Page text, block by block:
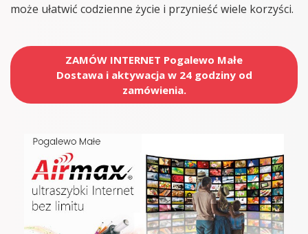
może ułatwić codzienne życie i przynieść wiele korzyści.
ZAMÓW INTERNET Pogalewo Małe
Dostawa i aktywacja w 24 godziny od
zamówienia.